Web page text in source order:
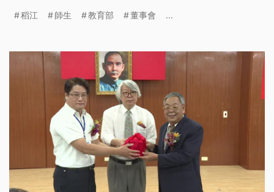
部，全面監督稻江董事會，依法推「官派代理校
宣布109學年度起停招、停辦。上百名學生組自救會
抗議，向教育部陳情要求原校畢業。
稻江 師生 教育部 董事會 ...